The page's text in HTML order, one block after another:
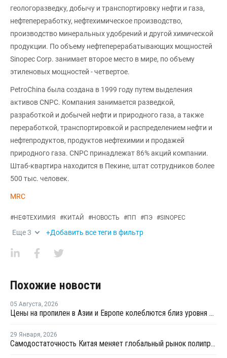
геологоразведку, добычу и транспортировку нефти и газа,
нефтепереработку, нефтехимическое производство,
производство минеральных удобрений и другой химической
продукции. По объему нефтеперерабатывающих мощностей
Sinopec Corp. занимает второе место в мире, по объему
этиленовых мощностей - четвертое.
PetroChina была создана в 1999 году путем выделения
активов CNPC. Компания занимается разведкой,
разработкой и добычей нефти и природного газа, а также
переработкой, транспортировкой и распределением нефти и
нефтепродуктов, продуктов нефтехимии и продажей
природного газа. CNPC принадлежат 86% акций компании.
Штаб-квартира находится в Пекине, штат сотрудников более
500 тыс. человек.
MRC
#НЕФТЕХИМИЯ #КИТАЙ #НОВОСТЬ #ПП #ПЭ #SINOPEC
Еще3 +Добавить все теги в фильтр
Похожие новости
05 Августа, 2026
Цены на пропилен в Азии и Европе колеблются близ уровня в USD1000
29 Января, 2026
Самодостаточность Китая меняет глобальный рынок полипропилена